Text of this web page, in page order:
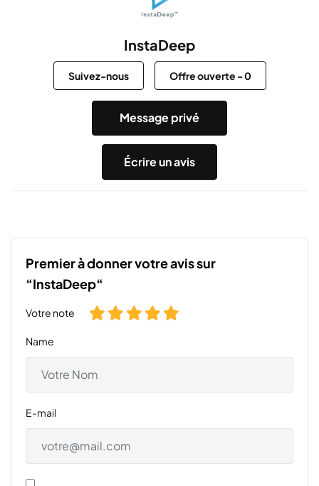
InstaDeep
Suivez-nous Offre ouverte -0
Message privé
Écrire un avis
Premier à donner votre avis sur
“InstaDeep“
Votre note
Name
E-mail